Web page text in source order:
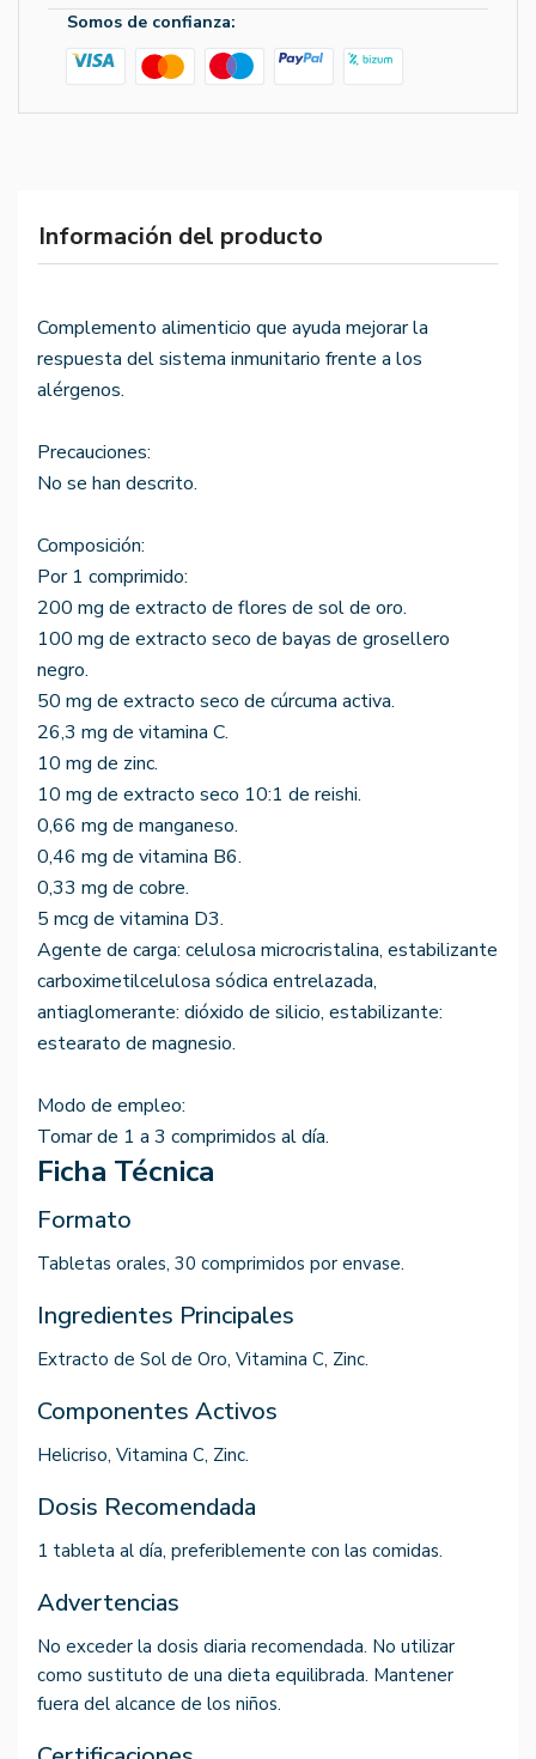
Somos de confianza:
Información del producto
Complemento alimenticio que ayuda mejorar la
respuesta del sistema inmunitario frente a los
alérgenos.
Precauciones:
No se han descrito.
Composición:
Por 1 comprimido:
200 mg de extracto de flores de sol de oro.
100 mg de extracto seco de bayas de grosellero
negro.
50 mg de extracto seco de cúrcuma activa.
26,3 mg de vitamina C.
10 mg de zinc.
10 mg de extracto seco 10:1 de reishi.
0,66 mg de manganeso.
0,46 mg de vitamina B6.
0,33 mg de cobre.
5 mcg de vitamina D3.
Agente de carga: celulosa microcristalina, estabilizante
carboximetilcelulosa sódica entrelazada,
antiaglomerante: dióxido de silicio, estabilizante:
estearato de magnesio.
Modo de empleo:
Tomar de 1 a 3 comprimidos al día.
Ficha Técnica
Formato
Tabletas orales, 30 comprimidos por envase.
Ingredientes Principales
Extracto de Sol de Oro, Vitamina C, Zinc.
Componentes Activos
Helicriso, Vitamina C, Zinc.
Dosis Recomendada
1 tableta al día, preferiblemente con las comidas.
Advertencias
No exceder la dosis diaria recomendada. No utilizar
como sustituto de una dieta equilibrada. Mantener
fuera del alcance de los niños.